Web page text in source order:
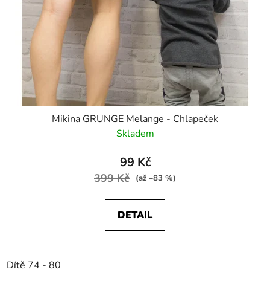
Mikina GRUNGE Melange - Chlapeček
Skladem
99 Kč
399 Kč (až –83 %)
DETAIL
Dítě 74 - 80